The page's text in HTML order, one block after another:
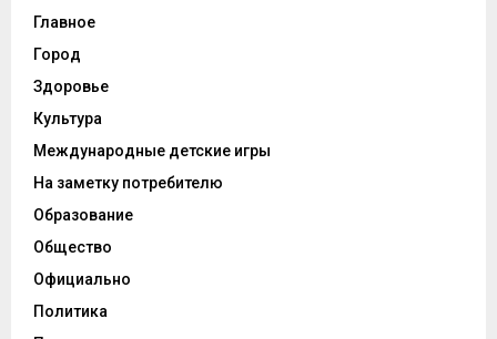
Главное
Город
Здоровье
Культура
Международные детские игры
На заметку потребителю
Образование
Общество
Официально
Политика